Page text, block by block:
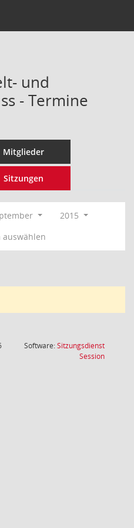
und
- Termine
Mitglieder
Sitzungen
2015
auswählen
Software:Sitzungsdienst
Session(Wird in